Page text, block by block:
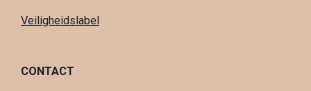
Veiligheidslabel
CONTACT